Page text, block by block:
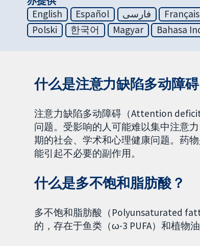
English
Español فارسی Français
Polski
한국어 Magyar Bahasa
什么是注意力缺陷多动障碍
注意力缺陷多动障碍（Attention
问题。受影响的人可能难以集中注意
期的社会、学术和心理健康问题。药
能引起不必要的副作用。
什么是多不饱和脂肪酸？
多不饱和脂肪酸（Polyunsaturated
的，存在于鱼类（ω-3 PUFA）和植物